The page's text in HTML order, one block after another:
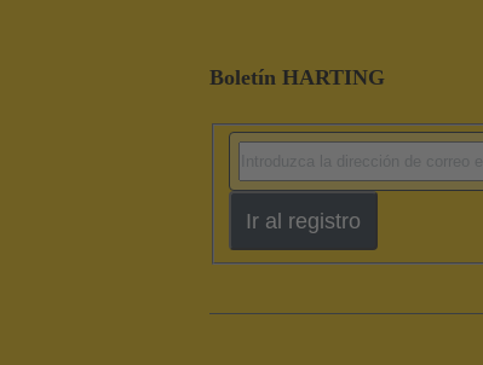
Boletín HARTING
Ir al registro